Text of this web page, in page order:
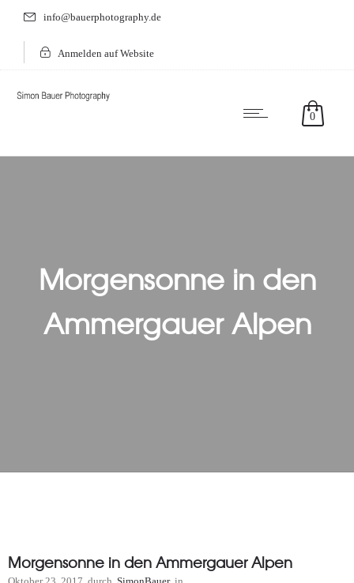
info@bauerphotography.de
Anmelden auf Website
0
Morgensonne in den
Ammergauer Alpen
Morgensonne in den Ammergauer Alpen